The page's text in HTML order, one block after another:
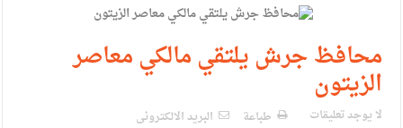
محافظ جرش يلتقي مالكي معاصر
الزيتون
لا يوجد تعليقات طباعة البريد الالكترونى